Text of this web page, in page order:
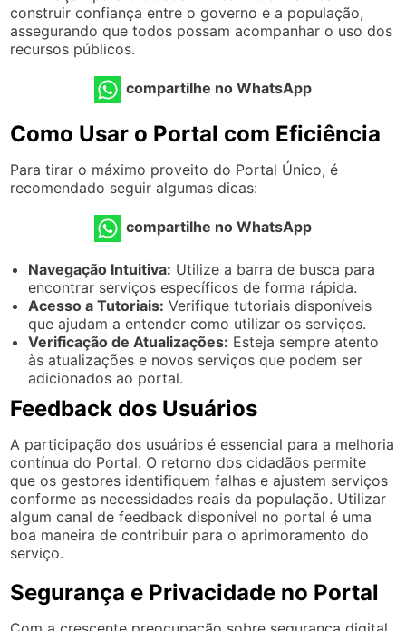
construir confiança entre o governo e a população,
assegurando que todos possam acompanhar o uso dos
recursos públicos.
compartilhe no WhatsApp
Como Usar o Portal com Eficiência
Para tirar o máximo proveito do Portal Único, é
recomendado seguir algumas dicas:
compartilhe no WhatsApp
Navegação Intuitiva: Utilize a barra de busca para
encontrar serviços específicos de forma rápida.
Acesso a Tutoriais: Verifique tutoriais disponíveis
que ajudam a entender como utilizar os serviços.
Verificação de Atualizações: Esteja sempre atento
às atualizações e novos serviços que podem ser
adicionados ao portal.
Feedback dos Usuários
A participação dos usuários é essencial para a melhoria
contínua do Portal. O retorno dos cidadãos permite
que os gestores identifiquem falhas e ajustem serviços
conforme as necessidades reais da população. Utilizar
algum canal de feedback disponível no portal é uma
boa maneira de contribuir para o aprimoramento do
serviço.
Segurança e Privacidade no Portal